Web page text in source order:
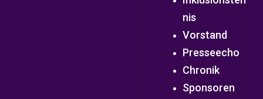
nis
Vorstand
Presseecho
Chronik
Sponsoren